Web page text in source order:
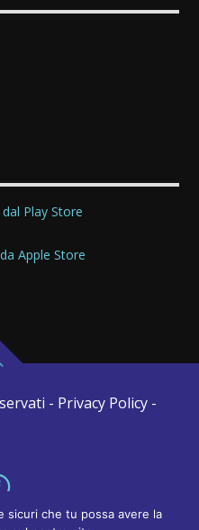
- Privacy Policy -
sicuri che tu possa avere la